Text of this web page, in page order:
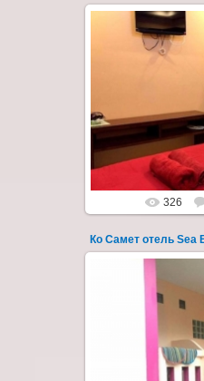
ночевкой в отеле
Пхай -
326
Экскурсия на
ночевкой в отеле
Пхай -